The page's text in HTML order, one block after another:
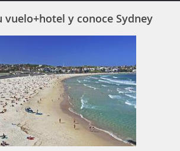
vuelo+hotel y conoce Sydney